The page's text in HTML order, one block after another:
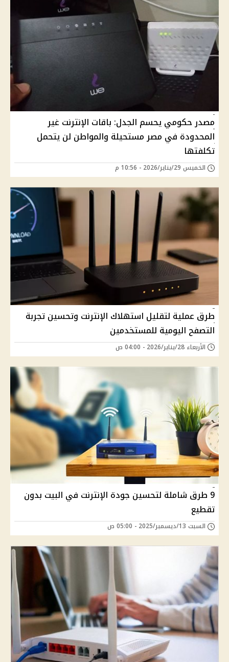
مصدر حكومي يحسم الجدل: باقات الإنترنت غير
المحدودة في مصر مستحيلة والمواطن لن يتحمل
تكلفتها
الخميس 29/يناير/2026 - 10:56 م
طرق عملية لتقليل استهلاك الإنترنت وتحسين تجربة
التصفح اليومية للمستخدمين
الأربعاء 28/يناير/2026 - 04:00 ص
9 طرق شاملة لتحسين جودة الإنترنت في البيت بدون
تقطيع
السبت 13/ديسمبر/2025 - 05:00 ص